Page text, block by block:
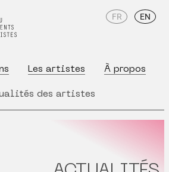
Les artistes À propos
FR EN
des artistes